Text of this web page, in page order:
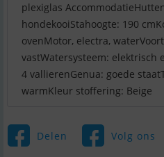
plexiglas
hondekooiStahoogte: 190
ovenMotor, electra,
vastWatersysteem: elektrisch
4 vallierenGenua: goede
warmKleur stoffering: Beige
Delen Volg ons